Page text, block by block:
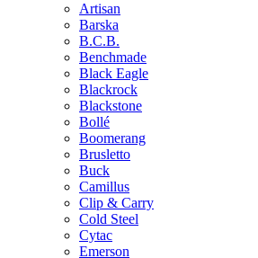
Artisan
Barska
B.C.B.
Benchmade
Black Eagle
Blackrock
Blackstone
Bollé
Boomerang
Brusletto
Buck
Camillus
Clip & Carry
Cold Steel
Cytac
Emerson